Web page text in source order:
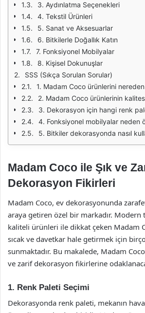
3. Aydınlatma Seçenekleri
4. Tekstil Ürünleri
5. Sanat ve Aksesuarlar
6. Bitkilerle Doğallık Katın
7. Fonksiyonel Mobilyalar
8. Kişisel Dokunuşlar
SSS (Sıkça Sorulan Sorular)
1. Madam Coco ürünlerini
2. Madam Coco ürünlerinin kalitesi
3. Dekorasyon için hangi renk
4. Fonksiyonel mobilyalar neden
5. Bitkiler dekorasyonda nasıl
Madam Coco ile Şık ve
Dekorasyon Fikirleri
Madam Coco, ev dekorasyonunda
araya getiren özel bir markadır. Modern
kaliteli ürünleri ile dikkat çeken Madam
sıcak ve davetkar hale getirmek için
sunmaktadır. Bu makalede, Madam
ve zarif dekorasyon fikirlerine
1. Renk Paleti Seçimi
Dekorasyonda renk paleti, mekanın